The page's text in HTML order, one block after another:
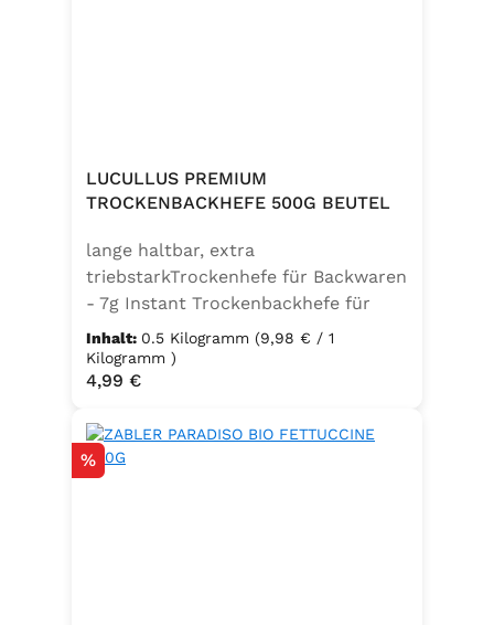
Trennmittel Calciumsalze der
Speisefettsäuren, Folsäure,
Sellerie enthalten.
LUCULLUS PREMIUM
TROCKENBACKHEFE 500G BEUTEL
lange haltbar, extra
triebstarkTrockenhefe für Backwaren
- 7g Instant Trockenbackhefe für
500g Weizenmehl, entspricht 25g
FrischhefeZutaten: Trockenbackhefe,
Emulgator Sorbitanmonostearat
Inhalt: 0.5 Kilogramm (9,98 € / 1
Kilogramm )
Regulärer Preis:
4,99 €
Rabatt
%